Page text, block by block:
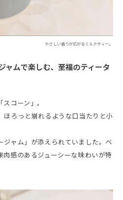
やさしい香りが広がるミルクティー。
ャムで楽しむ、至福のティータ
コーン」。
ほろっと崩れるような口当たりと小
ジャム」が添えられていました。ベ
肉感のあるジューシーな味わいが特